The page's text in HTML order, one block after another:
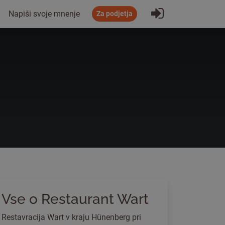
Napiši svoje mnenje Za podjetja Prijavi se
Vse o Restaurant Wart
Restavracija Wart v kraju Hünenberg pri